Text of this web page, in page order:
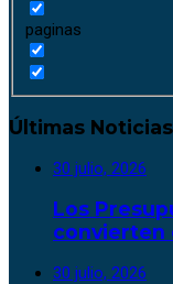
paginas
Últimas Noticias
30 julio, 2026
Los
convierten
30 julio, 2026